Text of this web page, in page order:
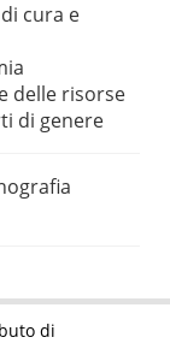
cura e
delle risorse
di genere
di